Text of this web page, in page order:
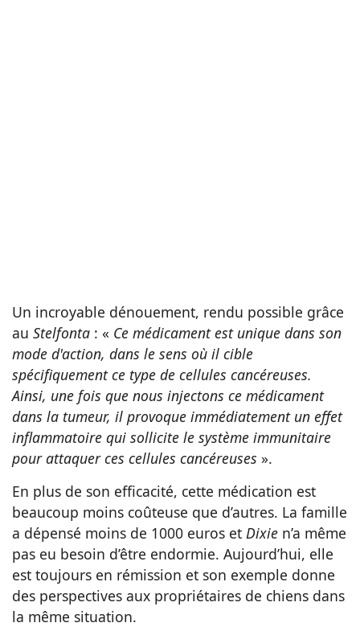
Un incroyable dénouement, rendu possible grâce
au Stelfonta : « Ce médicament est unique dans son
mode d'action, dans le sens où il cible
spécifiquement ce type de cellules cancéreuses.
Ainsi, une fois que nous injectons ce médicament
dans la tumeur, il provoque immédiatement un effet
inflammatoire qui sollicite le système immunitaire
pour attaquer ces cellules cancéreuses ».
En plus de son efficacité, cette médication est
beaucoup moins coûteuse que d’autres. La famille
a dépensé moins de 1000 euros et Dixie n’a même
pas eu besoin d’être endormie. Aujourd’hui, elle
est toujours en rémission et son exemple donne
des perspectives aux propriétaires de chiens dans
la même situation.